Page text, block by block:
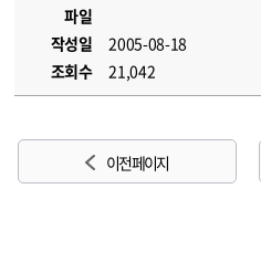
파일
작성일
2005-08-18
조회수
21,042
이전 페이지